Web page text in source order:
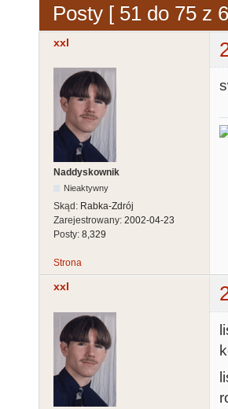
Posty [ 51 do 75 z
xxl
Naddyskownik
Nieaktywny
Skąd: Rabka-Zdrój
Zarejestrowany: 2002-04-23
Posty: 8,329
Strona
xxl